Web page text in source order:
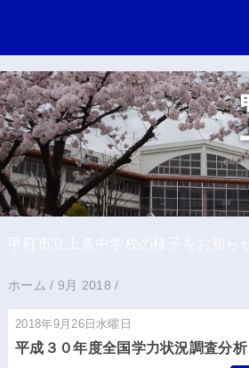
ホーム / 9月 2018 /
2018年9月26日水曜日
平成３０年度全国学力状況調査分析